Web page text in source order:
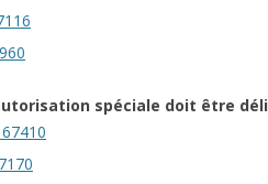
spéciale doit être